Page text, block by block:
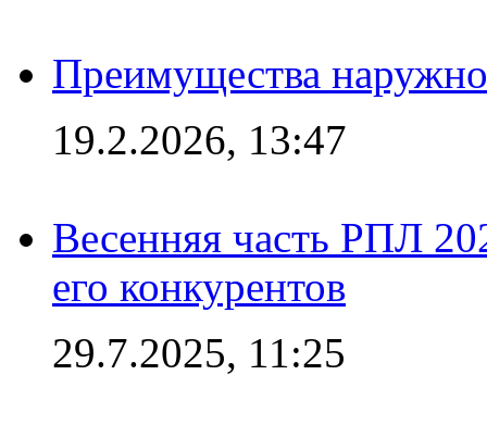
Преимущества
19.2.2026, 13:47
Весенняя часть РПЛ
его конкурентов
29.7.2025, 11:25